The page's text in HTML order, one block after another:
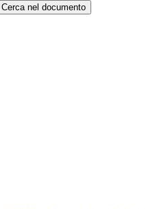
Cerca nel documento